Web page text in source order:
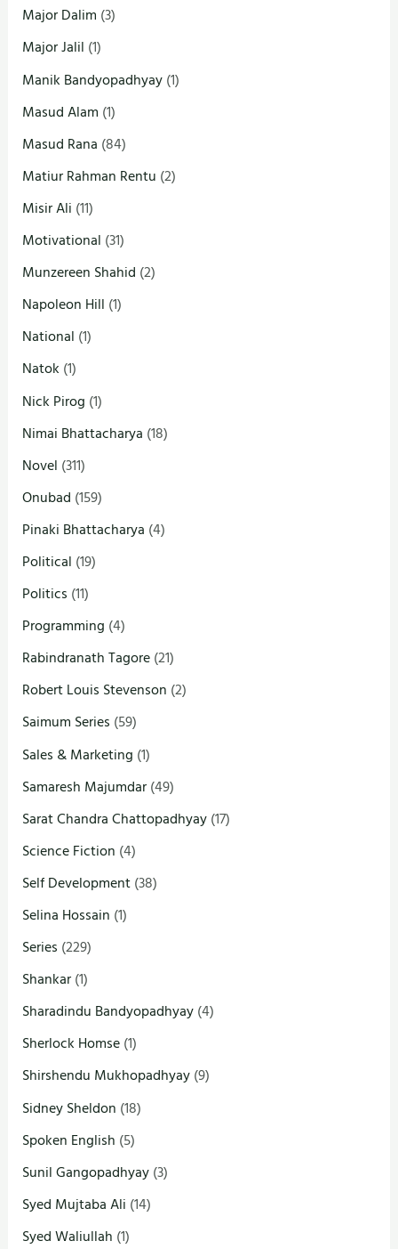
Major Dalim (3)
Major Jalil (1)
Manik Bandyopadhyay(1)
Masud Alam (1)
Masud Rana (84)
Matiur Rahman Rentu (2)
Misir Ali (11)
Motivational (31)
Munzereen Shahid (2)
Napoleon Hill (1)
National (1)
Natok (1)
Nick Pirog (1)
Nimai Bhattacharya (18)
Novel (311)
Onubad (159)
Pinaki Bhattacharya (4)
Political (19)
Politics (11)
Programming (4)
Rabindranath Tagore(21)
Robert Louis Stevenson (2)
Saimum Series (59)
Sales & Marketing (1)
Samaresh Majumdar(49)
Sarat Chandra Chattopadhyay(17)
Science Fiction (4)
Self Development(38)
Selina Hossain (1)
Series (229)
Shankar(1)
Sharadindu Bandyopadhyay(4)
Sherlock Homse(1)
Shirshendu Mukhopadhyay(9)
Sidney Sheldon (18)
Spoken English (5)
Sunil Gangopadhyay(3)
Syed Mujtaba Ali (14)
Syed Waliullah (1)